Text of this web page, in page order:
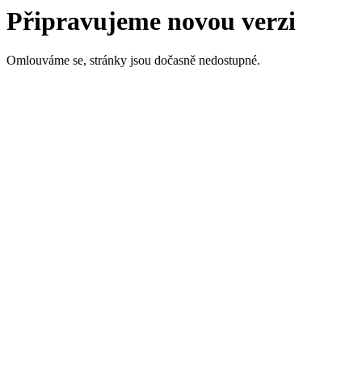
Připravujeme novou verzi
Omlouváme se, stránky jsou dočasně nedostupné.